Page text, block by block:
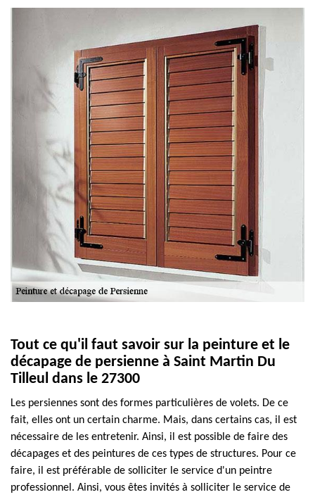
Tout ce qu'il faut savoir sur la peinture et le
décapage de persienne à Saint Martin Du
Tilleul dans le 27300
Les persiennes sont des formes particulières de volets. De ce
fait, elles ont un certain charme. Mais, dans certains cas, il est
nécessaire de les entretenir. Ainsi, il est possible de faire des
décapages et des peintures de ces types de structures. Pour ce
faire, il est préférable de solliciter le service d'un peintre
professionnel. Ainsi, vous êtes invités à solliciter le service de